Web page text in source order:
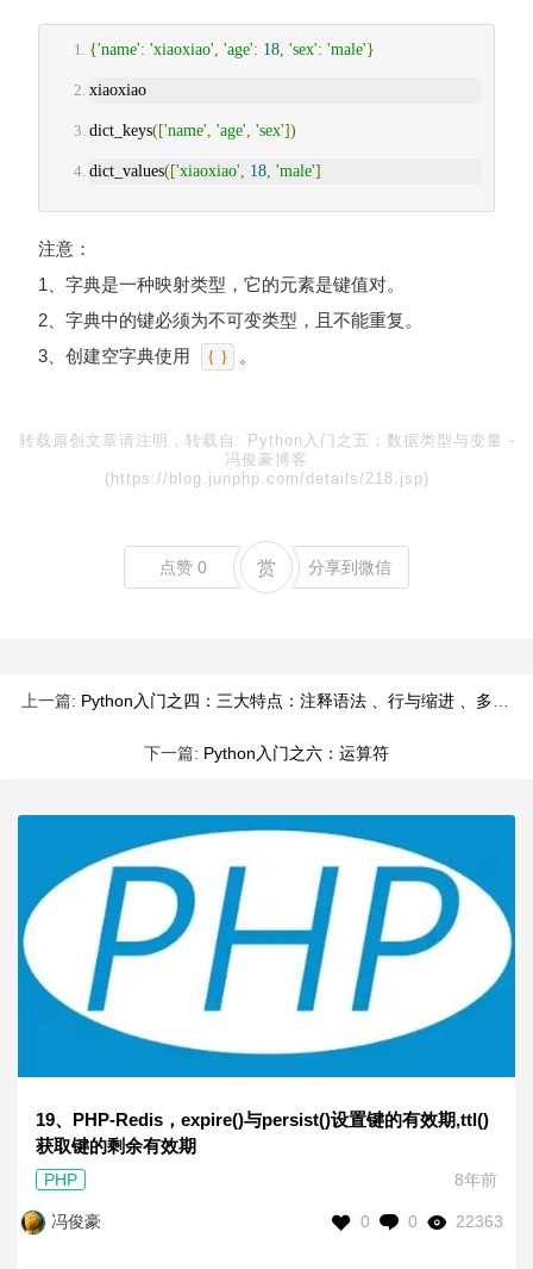
{'name': 'xiaoxiao' 'age': 18, 'sex': 'male'}
xiaoxiao
dict_keys(['name' 'age' 'sex'])
dict_values(['xiaoxiao' 18, 'male']
注意：
1、字典是一种映射类型，它的元素是键值对。
2、字典中的键必须为不可变类型，且不能重复。
3、创建空字典使用
{ } 。
转载原创文章请注明，转载自: Python入门之五：数据类型与变量 -
冯俊豪博客
(https://blog.junphp.com/details/218.jsp)
点赞 0 赏 分享到微信
上一篇: Python入门之四：三大特点：注释语法 、行与缩进 、多行语句
下一篇: Python入门之六：运算符
19、PHP-Redis，expire()与persist()设置键的有效期,ttl()
获取键的剩余有效期
PHP 8年前
冯俊豪 22363
0
0